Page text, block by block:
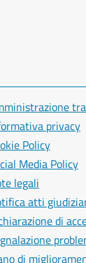
privacy
Policy
Media Policy
legali
atti
di
di